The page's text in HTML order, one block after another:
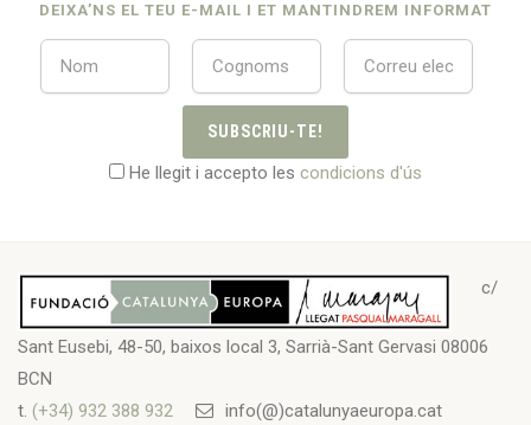
DEIXA’NS EL TEU E-MAIL I ET MANTINDREM INFORMAT
SUBSCRIU-TE!
He llegit i accepto les condicions d'ús
c/
Sant Eusebi, 48-50, baixos local 3, Sarrià-Sant Gervasi 08006
BCN
t. (+34) 932 388 932 info(@)catalunyaeuropa.cat